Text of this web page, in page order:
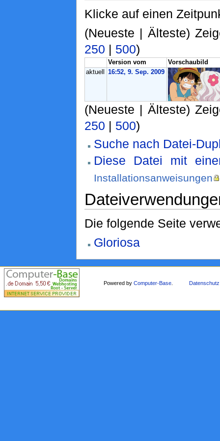
Klicke auf einen
(Neueste | Älteste)
250 | 500)
Version vom
Vorschaubild
aktuell
16:52, 9. Sep. 2009
(Neueste | Älteste)
250 | 500)
Suche nach Datei-
Diese Datei mit
Installationsanweisungen
Die folgende Seite
Gloriosa
Powered byComputer-Base Datenschutz